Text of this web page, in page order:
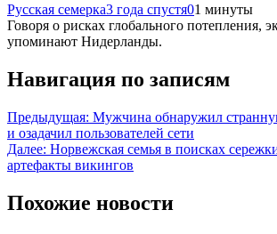
Русская семерка3 года спустя01 минуты
Говоря о рисках глобального потепления,
упоминают Нидерланды.
Навигация по записям
Предыдущая: Мужчина обнаружил
и озадачил пользователей сети
Далее: Норвежская семья в поисках
артефакты викингов
Похожие новости